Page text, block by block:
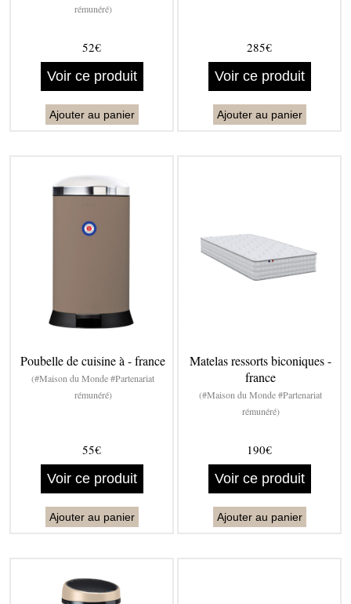
rémunéré)
52€
Voir ce produit
Ajouter au panier
285€
Voir ce produit
Ajouter au panier
Poubelle de cuisine à - france
(#Maison du Monde #Partenariat
rémunéré)
55€
Voir ce produit
Ajouter au panier
Matelas ressorts biconiques -
france
(#Maison du Monde #Partenariat
rémunéré)
190€
Voir ce produit
Ajouter au panier